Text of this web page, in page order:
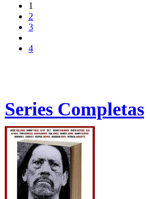
1
2
3
4
Series Completas